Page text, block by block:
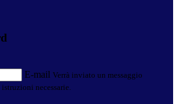
E-mail Verrà inviato un messaggio
necessarie.